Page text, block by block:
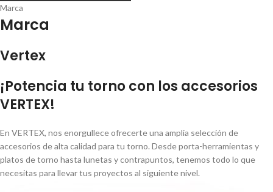
Marca
Marca
Vertex
¡Potencia tu torno con los accesorios
VERTEX!
En VERTEX, nos enorgullece ofrecerte una amplia selección de
accesorios de alta calidad para tu torno. Desde porta-herramientas y
platos de torno hasta lunetas y contrapuntos, tenemos todo lo que
necesitas para llevar tus proyectos al siguiente nivel.